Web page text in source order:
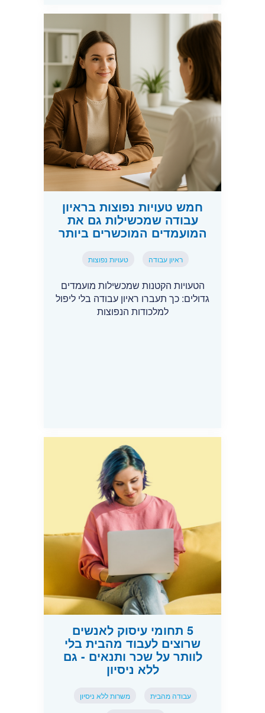
חמש טעויות נפוצות בראיון
עבודה שמכשילות גם את
המועמדים המוכשרים ביותר
ראיון עבודה טעויות נפוצות
הטעויות הקטנות שמכשילות מועמדים
גדולים: כך תעברו ראיון עבודה בלי ליפול
למלכודות הנפוצות
5 תחומי עיסוק לאנשים
שרוצים לעבוד מהבית בלי
לוותר על שכר ותנאים - גם
ללא ניסיון
עבודה מהבית משרות ללא ניסיון